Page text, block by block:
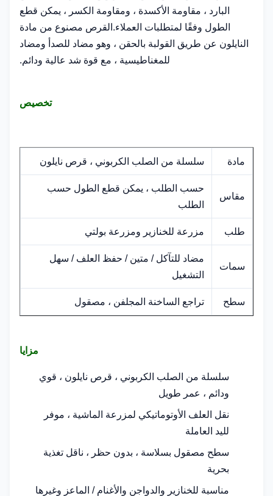
البارد ، مقاومة الأكسدة ، ومقاومة الكسر ، يمكن قطع
الطول وفقًا لمتطلبات العملاء.القرص مصنوع من مادة
النايلون عن طريق القولبة بالحقن ، وهو مضاد للصدأ ومضاد
للمغناطيسية ، مع قوة شد عالية ودائم.
تخصيص
مادة سلسلة من الصلب الكربوني ، قرص نايلون
مقاس
حسب الطلب ، يمكن قطع الطول حسب
الطلب
طلب مزرعة للخنازير ومزرعة بولتي
سمات
مضاد للتآكل / متين / حفظ العلف / سهل
التشغيل
سطح تراجع الساخنة المجلفن ، مصقول
مزايا
سلسلة من الصلب الكربوني ، قرص نايلون ، قوي
ودائم ، عمر طويل
نقل العلف الأوتوماتيكي لمزرعة الماشية ، موفر
لليد العاملة
سطح مصقول بسلاسة ، بدون حظر ، ناقل تغذية
بحرية
مناسبة للخنازير والدواجن والأغنام / الماعز وغيرها